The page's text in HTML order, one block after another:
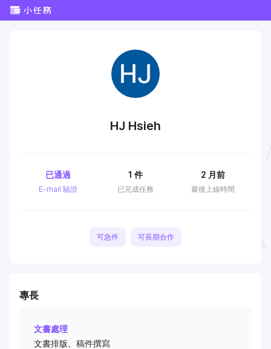
HJ Hsieh
E-mail 驗證
已通過
已完成任務
1 件
最後上線時間
2 月前
可急件 可長期合作
專長
文書處理
文書排版、稿件撰寫